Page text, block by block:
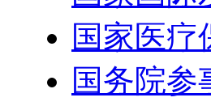
国家医疗
国务院参